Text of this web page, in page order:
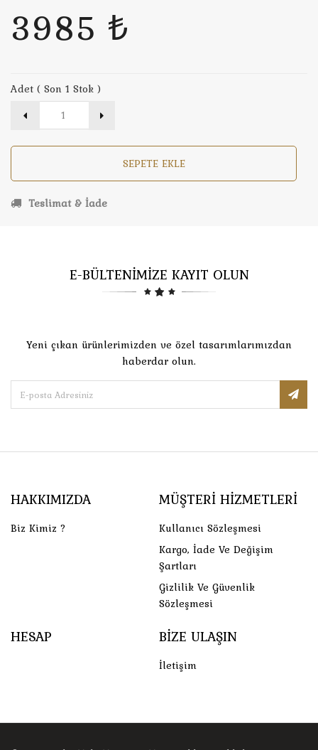
3985 ₺
Adet ( Son 1 Stok )
SEPETE EKLE
Teslimat & İade
E-BÜLTENİMİZE KAYIT OLUN
Yeni çıkan ürünlerimizden ve özel tasarımlarımızdan
haberdar olun.
HAKKIMIZDA
Biz Kimiz ?
MÜŞTERI HIZMETLERI
Kullanıcı Sözleşmesi
Kargo, İade Ve Değişim
Şartları
Gizlilik Ve Güvenlik
Sözleşmesi
HESAP BIZE ULAŞIN
İletişim